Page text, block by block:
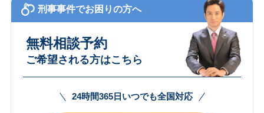
刑事事件でお困りの方へ
無料相談予約
ご希望される方はこちら
24時間365日いつでも全国対応